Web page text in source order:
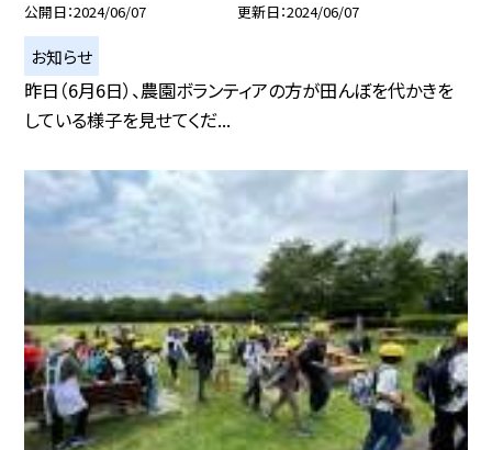
公開日 2024/06/07 更新日 2024/06/07
お知らせ
昨日（6月6日）、農園ボランティアの方が田んぼを代かきを
している様子を見せてくだ...